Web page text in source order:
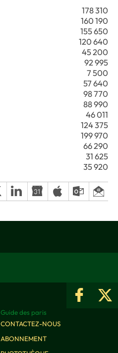
178 310
160 190
155 650
120 640
45 200
92 995
7 500
57 640
98 770
88 990
46 011
124 375
199 970
66 290
31 625
35 920
Guide des paris
CONTACTEZ-NOUS
ABONNEMENT